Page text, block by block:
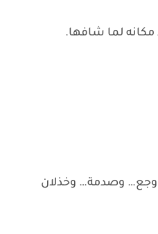
لما شافها.
وجع… وصدمة… وخذلان